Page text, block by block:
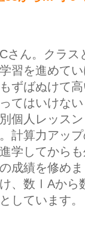
さん。クラ
習を進めて
ずばぬけて
てはいけな
個人レッス
計算力アッ
学してから
成績を修め
、数ⅠAか
しています。